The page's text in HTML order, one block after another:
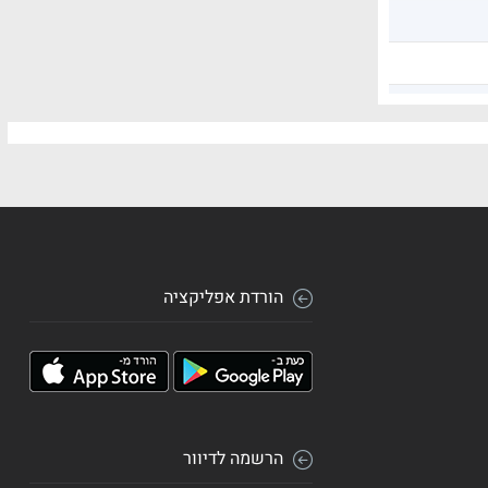
הורדת אפליקציה
הרשמה לדיוור